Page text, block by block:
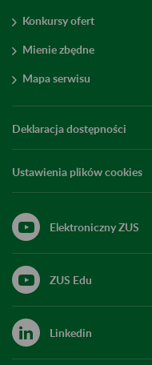
Konkursy ofert
Mienie zbędne
Mapa serwisu
Deklaracja dostępności
Ustawienia plików cookies
Elektroniczny ZUS
ZUS Edu
Linkedin